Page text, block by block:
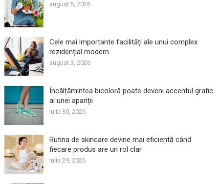
august 5, 2026
Cele mai importante facilități ale unui complex
rezidențial modern
august 3, 2026
Încălțămintea bicoloră poate deveni accentul grafic
al unei apariții
iulie 30, 2026
Rutina de skincare devine mai eficientă când
fiecare produs are un rol clar
iulie 29, 2026